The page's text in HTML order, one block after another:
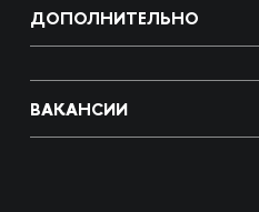
ДОПОЛНИТЕЛЬНО
ВАКАНСИИ